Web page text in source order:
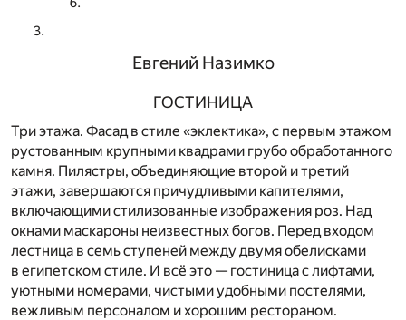
Евгений Назимко
ГОСТИНИЦА
Три этажа. Фасад в стиле «эклектика», с первым этажом
рустованным крупными квадрами грубо обработанного
камня. Пилястры, объединяющие второй и третий
этажи, завершаются причудливыми капителями,
включающими стилизованные изображения роз. Над
окнами маскароны неизвестных богов. Перед входом
лестница в семь ступеней между двумя обелисками
в египетском стиле. И всё это — гостиница с лифтами,
уютными номерами, чистыми удобными постелями,
вежливым персоналом и хорошим рестораном.